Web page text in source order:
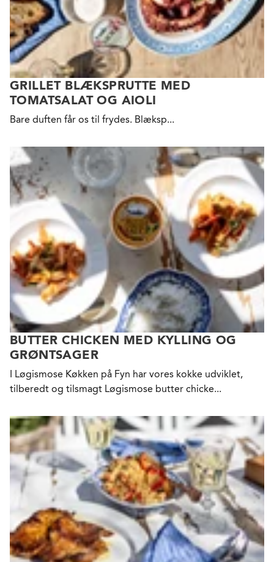
GRILLET BLÆKSPRUTTE MED
TOMATSALAT OG AIOLI
Bare duften får os til frydes. Blæksp...
BUTTER CHICKEN MED KYLLING OG
GRØNTSAGER
I Løgismose Køkken på Fyn har vores kokke udviklet,
tilberedt og tilsmagt Løgismose butter chicke...